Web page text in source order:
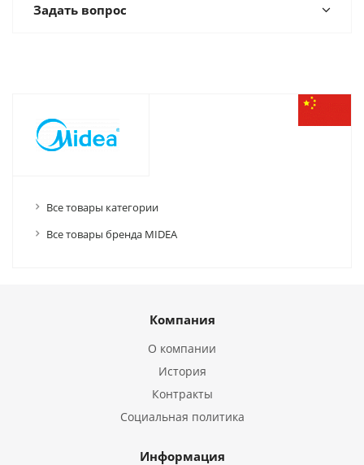
Задать вопрос
Все товары категории
Все товары бренда MIDEA
Компания
О компании
История
Контракты
Социальная политика
Информация